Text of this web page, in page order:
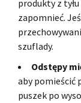
produkty z
zapomnieć.
szuflady.
Odstępy
aby pomieścić
puszek po